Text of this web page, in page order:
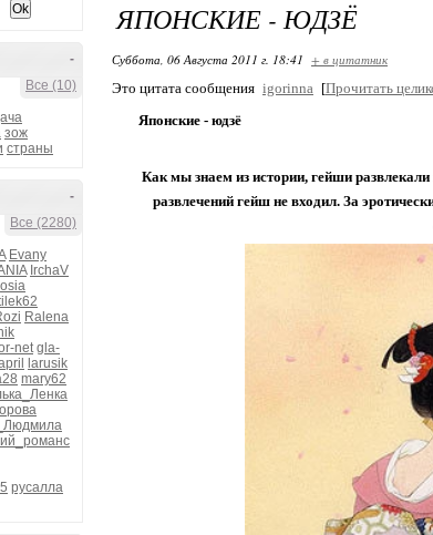
-
Все (10)
зож
страны
-
Все (2280)
Evany
IrchaV
Ralena
net gla-
larusik
mary62
русалла
ЯПОНСКИЕ - ЮДЗЁ
Суббота, 06 Августа 2011 г. 18:41 + в цитатник
Это цитата сообщения igorinna [Прочитать
Японские - юдзё
Как мы знаем из истории, гейши
развлечений гейш не входил. За